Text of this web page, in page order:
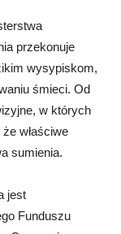
przekonuje
wysypiskom,
śmieci. Od
w których
właściwe
sumienia.
jest
Funduszu